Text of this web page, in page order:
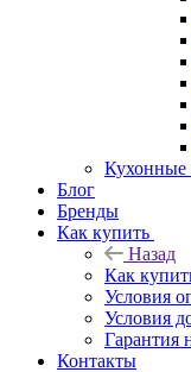
Кухонные
Блог
Бренды
Как купить
Назад
Как
Условия
Условия
Гарантия
Контакты